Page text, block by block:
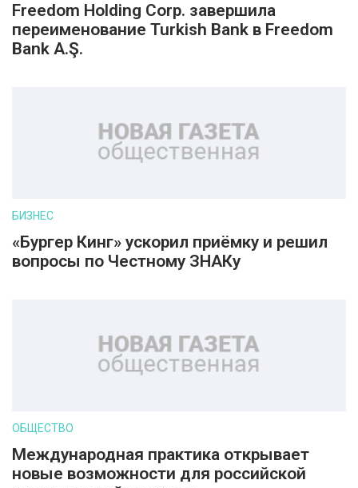
Freedom Holding Corp. завершила
переименование Turkish Bank в Freedom
Bank A.Ş.
БИЗНЕС
«Бургер Кинг» ускорил приёмку и решил
вопросы по Честному ЗНАКу
ОБЩЕСТВО
Международная практика открывает
новые возможности для российской